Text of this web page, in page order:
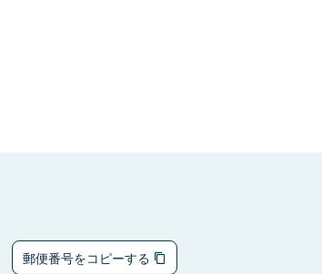
郵便番号をコピーする